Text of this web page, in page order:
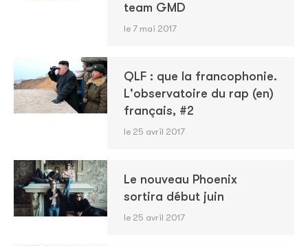
team GMD
le 7 mai 2017
QLF : que la francophonie.
L'observatoire du rap (en)
français, #2
le 25 avril 2017
Le nouveau Phoenix
sortira début juin
le 25 avril 2017